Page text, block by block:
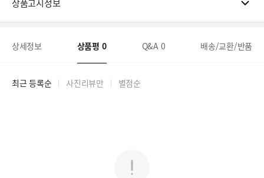
상품고시정보
상세정보 상품평 0 Q&A 0 배송/교환/반품
최근 등록순 사진리뷰만 별점순